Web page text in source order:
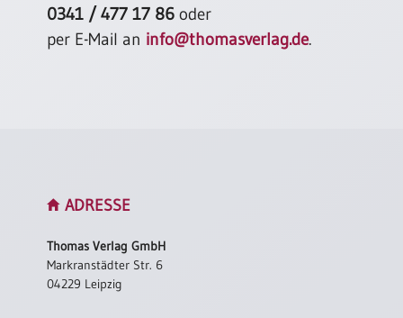
Einzelposter
Jahreslosung
Restbestände
0341 / 477 17 86 oder
per E-Mail an info@thomasverlag.de.
ADRESSE
Thomas Verlag GmbH
Markranstädter Str. 6
04229 Leipzig